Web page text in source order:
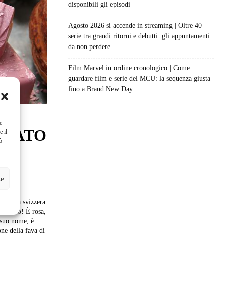
il
È rosa,
della fava di
disponibili gli episodi
Agosto 2026 si accende in streaming | Oltre 40
serie tra grandi ritorni e debutti: gli appuntamenti
da non perdere
Film Marvel in ordine cronologico | Come
guardare film e serie del MCU: la sequenza giusta
fino a Brand New Day